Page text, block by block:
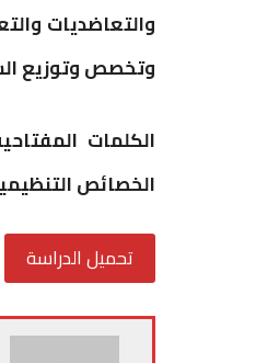
والتعاضديات
وتخصص وتوزيع
الكلمات
الخصائص
تحميل الدراسة